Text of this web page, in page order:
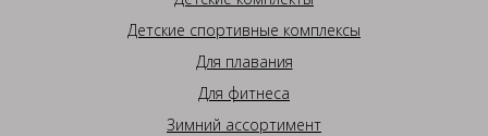
Детские спортивные комплексы
Для плавания
Для фитнеса
Зимний ассортимент